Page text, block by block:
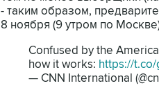
- таким образом,
8 ноября (9 утром по
Confused by the
how it works: https://t.co/
— CNN International